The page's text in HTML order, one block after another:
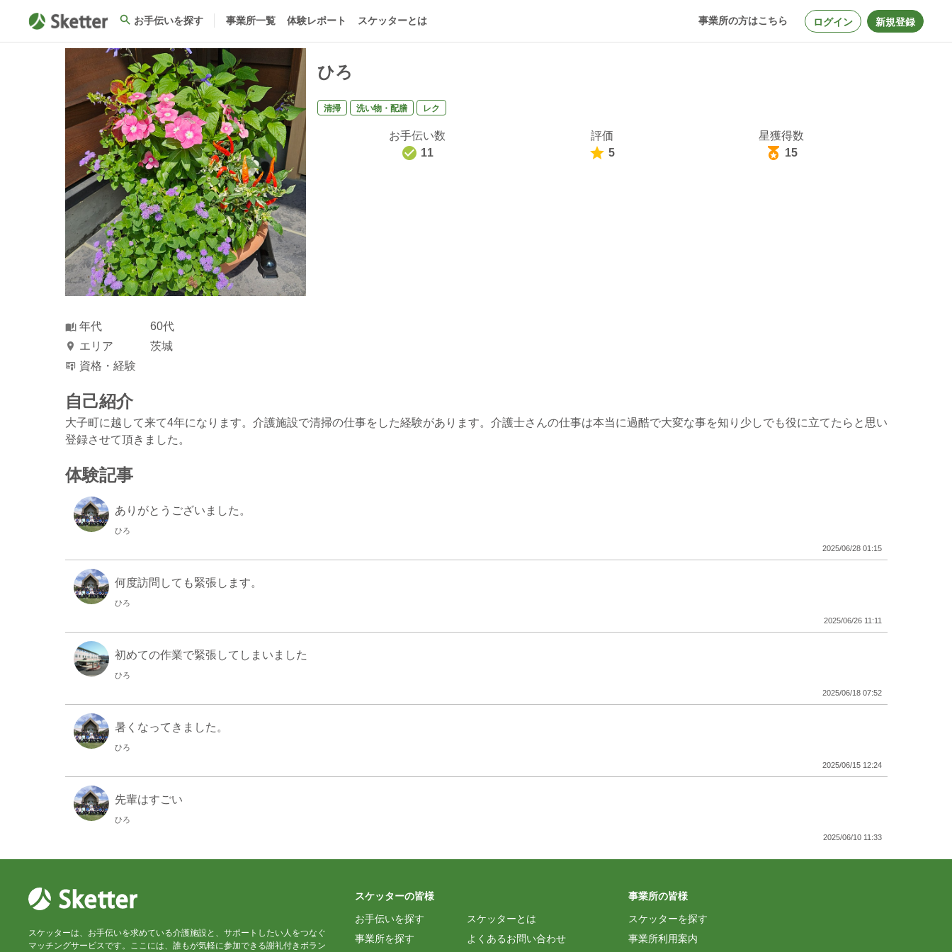
お手伝いを探す 事業所一覧 体験レポート スケッターとは 事業所の方はこちら ログイン 新規登録
ひろ
清掃 洗い物・配膳 レク
お手伝い数
11
評価
5
星獲得数
15
年代
60代
エリア
茨城
資格・経験
自己紹介
大子町に越して来て4年になります。介護施設で清掃の仕事をした経験があります。介護士さんの仕事は本当に過酷で大変な事を知り少しでも役に立てたらと思い
登録させて頂きました。
体験記事
ありがとうございました。
ひろ
2025/06/28 01:15
何度訪問しても緊張します。
ひろ
2025/06/26 11:11
初めての作業で緊張してしまいました
ひろ
2025/06/18 07:52
暑くなってきました。
ひろ
2025/06/15 12:24
先輩はすごい
ひろ
2025/06/10 11:33
晴れて気持ち良かったです。
スケッターは、お手伝いを求めている介護施設と、サポートしたい人をつなぐ
マッチングサービスです。ここには、誰もが気軽に参加できる謝礼付きボラン
スケッターの皆様
お手伝いを探す
事業所を探す
スケッターとは
よくあるお問い合わせ
事業所の皆様
スケッターを探す
事業所利用案内